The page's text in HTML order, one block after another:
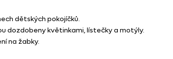
dětských pokojíčků.
dozdobeny květinkami, lístečky a motýly.
na žabky.